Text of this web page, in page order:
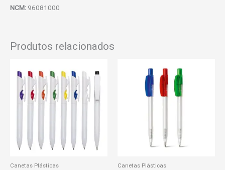
NCM: 96081000
Produtos relacionados
Canetas Plásticas Canetas Plásticas